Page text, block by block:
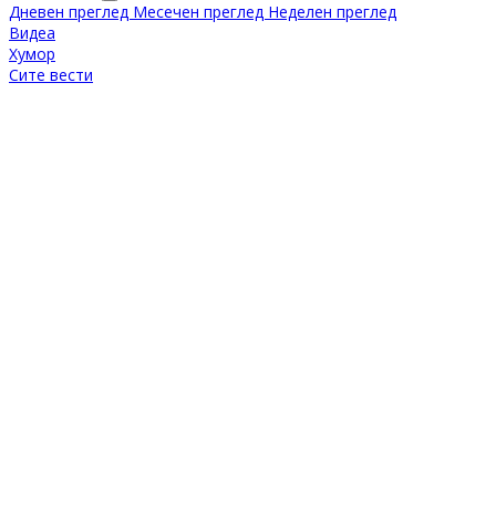
Дневен преглед Месечен преглед Неделен преглед
Видеа
Хумор
Сите вести